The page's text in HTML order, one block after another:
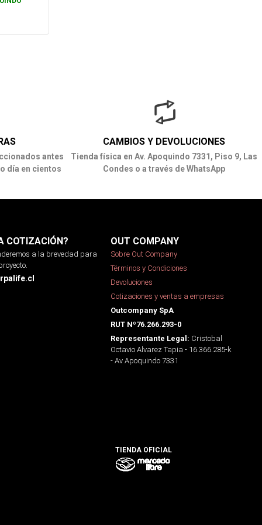
antes
día en cientos
CAMBIOS Y DEVOLUCIONES
Tienda física en Av. Apoquindo 7331, Piso 9, Las
Condes o a través de WhatsApp
COTIZACIÓN?
a la brevedad para
OUT COMPANY
Sobre Out Company
Términos y Condiciones
Devoluciones
Cotizaciones y ventas a empresas
Outcompany SpA
RUT Nº76.266.293-0
Representante Legal: Cristobal
Octavio Alvarez Tapia - 16.366.285-k
- Av Apoquindo 7331
TIENDA OFICIAL